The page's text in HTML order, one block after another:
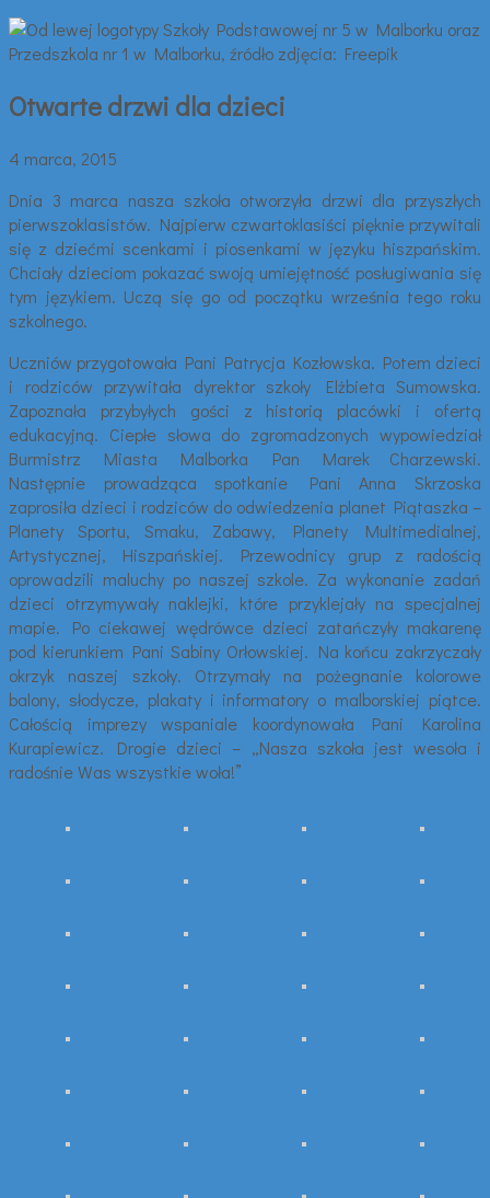
Otwarte drzwi dla dzieci
4 marca, 2015
Dnia 3 marca nasza szkoła otworzyła drzwi dla przyszłych
pierwszoklasistów. Najpierw czwartoklasiści pięknie przywitali
się z dziećmi scenkami i piosenkami w języku hiszpańskim.
Chciały dzieciom pokazać swoją umiejętność posługiwania się
tym językiem. Uczą się go od początku września tego roku
szkolnego.
Uczniów przygotowała Pani Patrycja Kozłowska. Potem dzieci
i rodziców przywitała dyrektor szkoły Elżbieta Sumowska.
Zapoznała przybyłych gości z historią placówki i ofertą
edukacyjną. Ciepłe słowa do zgromadzonych wypowiedział
Burmistrz Miasta Malborka Pan Marek Charzewski.
Następnie prowadząca spotkanie Pani Anna Skrzoska
zaprosiła dzieci i rodziców do odwiedzenia planet Piątaszka –
Planety Sportu, Smaku, Zabawy, Planety Multimedialnej,
Artystycznej, Hiszpańskiej. Przewodnicy grup z radością
oprowadzili maluchy po naszej szkole. Za wykonanie zadań
dzieci otrzymywały naklejki, które przyklejały na specjalnej
mapie. Po ciekawej wędrówce dzieci zatańczyły makarenę
pod kierunkiem Pani Sabiny Orłowskiej. Na końcu zakrzyczały
okrzyk naszej szkoły. Otrzymały na pożegnanie kolorowe
balony, słodycze, plakaty i informatory o malborskiej piątce.
Całością imprezy wspaniale koordynowała Pani Karolina
Kurapiewicz. Drogie dzieci – „Nasza szkoła jest wesoła i
radośnie Was wszystkie woła!”